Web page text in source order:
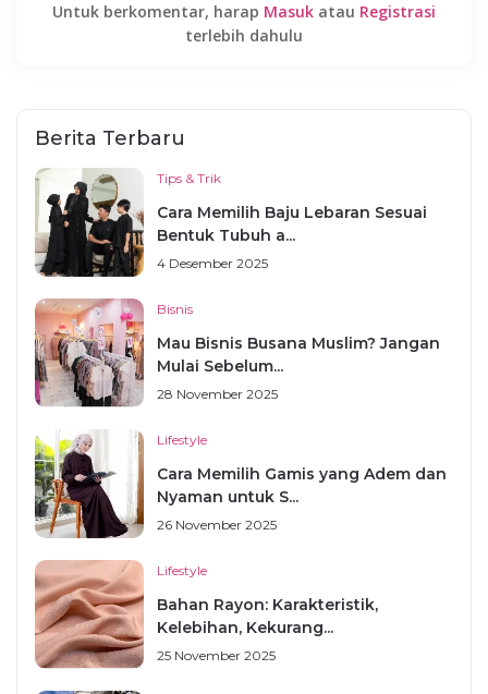
Untuk berkomentar, harap Masuk atau Registrasi
terlebih dahulu
Berita Terbaru
Tips & Trik
Cara Memilih Baju Lebaran Sesuai
Bentuk Tubuh a...
4 Desember 2025
Bisnis
Mau Bisnis Busana Muslim? Jangan
Mulai Sebelum...
28 November 2025
Lifestyle
Cara Memilih Gamis yang Adem dan
Nyaman untuk S...
26 November 2025
Lifestyle
Bahan Rayon: Karakteristik,
Kelebihan, Kekurang...
25 November 2025